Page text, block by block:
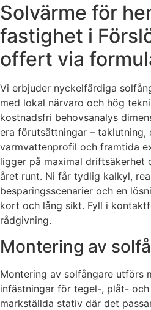
Solvärme för
fastighet i
offert via
Vi erbjuder nyckelfärdiga
med lokal närvaro och hög
kostnadsfri behovsanalys
era förutsättningar – taklutning,
varmvattenprofil och framtida
ligger på maximal driftsäkerhet
året runt. Ni får tydlig kalkyl,
besparingsscenarier och en
kort och lång sikt. Fyll i
rådgivning.
Montering av
Montering av solfångare utförs
infästningar för tegel-, plåt-
markställda stativ där det